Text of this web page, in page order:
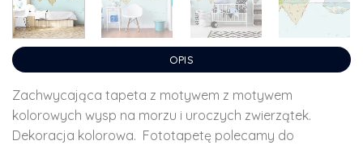
OPIS
Zachwycająca tapeta z motywem z motywem
kolorowych wysp na morzu i uroczych zwierzątek.
Dekoracja kolorowa. Fototapetę polecamy do